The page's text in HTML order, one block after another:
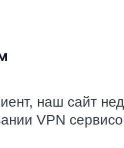
наш сайт
VPN